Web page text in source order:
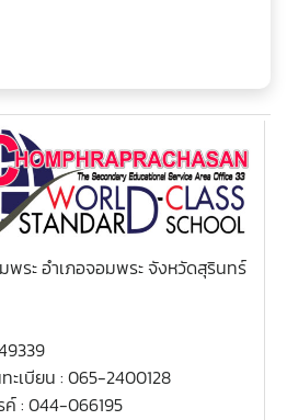
พระ อำเภอจอมพระ จังหวัดสุรินทร์
ะเบียน : 065-2400128
ค์ : 044-066195